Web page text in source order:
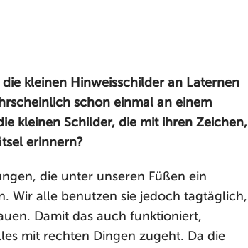
kleinen Hinweisschilder an Laternen
schon einmal an einem
kleinen Schilder, die mit ihren Zeichen,
erinnern?
die unter unseren Füßen ein
Wir alle benutzen sie jedoch tagtäglich,
Damit das auch funktioniert,
mit rechten Dingen zugeht. Da die